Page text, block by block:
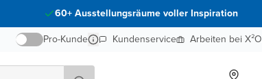
60+ Ausstellungsräume voller Inspiration
Pro-Kunde
Kundenservice Arbeiten bei X²O